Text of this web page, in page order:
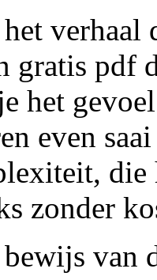
gratis pdf
het
even
zonder
van